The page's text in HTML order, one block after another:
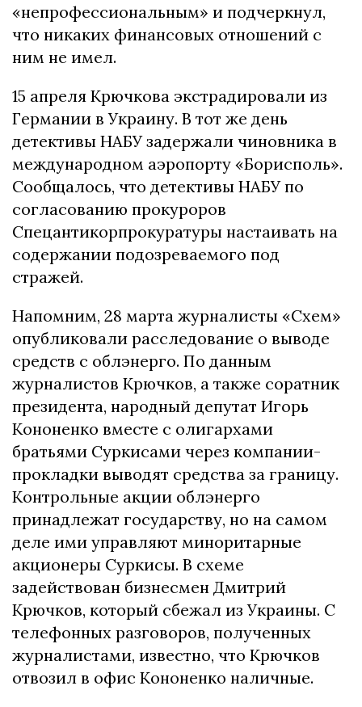
«непрофессиональным» и подчеркнул,
что никаких финансовых отношений с
ним не имел.
15 апреля Крючкова экстрадировали из
Германии в Украину. В тот же день
детективы НАБУ задержали чиновника в
международном аэропорту «Борисполь».
Сообщалось, что детективы НАБУ по
согласованию прокуроров
Спецантикорпрокуратуры настаивать на
содержании подозреваемого под
стражей.
Напомним, 28 марта журналисты «Схем»
опубликовали расследование о выводе
средств с облэнерго. По данным
журналистов Крючков, а также соратник
президента, народный депутат Игорь
Кононенко вместе с олигархами
братьями Суркисами через компании-
прокладки выводят средства за границу.
Контрольные акции облэнерго
принадлежат государству, но на самом
деле ими управляют миноритарные
акционеры Суркисы. В схеме
задействован бизнесмен Дмитрий
Крючков, который сбежал из Украины. С
телефонных разговоров, полученных
журналистами, известно, что Крючков
отвозил в офис Кононенко наличные.